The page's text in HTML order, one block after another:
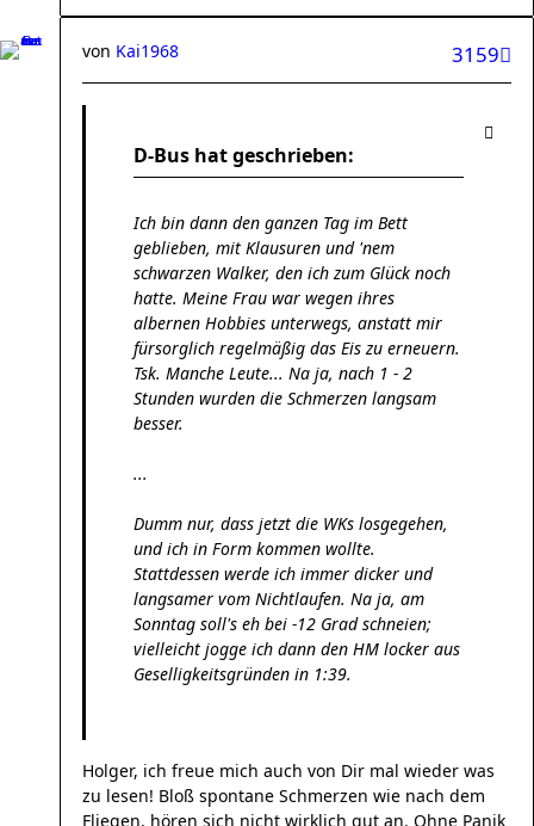
3159
von Kai1968
D-Bus hat geschrieben:
Ich bin dann den ganzen Tag im Bett
geblieben, mit Klausuren und 'nem
schwarzen Walker, den ich zum Glück noch
hatte. Meine Frau war wegen ihres
albernen Hobbies unterwegs, anstatt mir
fürsorglich regelmäßig das Eis zu erneuern.
Tsk. Manche Leute... Na ja, nach 1 - 2
Stunden wurden die Schmerzen langsam
besser.
...
Dumm nur, dass jetzt die WKs losgegehen,
und ich in Form kommen wollte.
Stattdessen werde ich immer dicker und
langsamer vom Nichtlaufen. Na ja, am
Sonntag soll's eh bei -12 Grad schneien;
vielleicht jogge ich dann den HM locker aus
Geselligkeitsgründen in 1:39.
Holger, ich freue mich auch von Dir mal wieder was
zu lesen! Bloß spontane Schmerzen wie nach dem
Fliegen, hören sich nicht wirklich gut an. Ohne Panik